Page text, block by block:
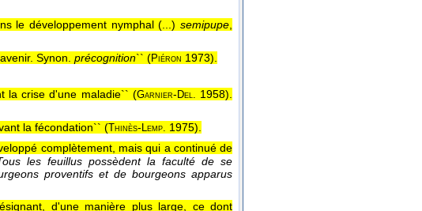
le développement nymphal (...)semipupe,
Synon. précognition`` (Piéron 1973).
la crise d'une maladie`` (Garnier- Del. 1958).
la fécondation`` ( Thinès- Lemp. 1975).
complètement, mais qui a continué de
les feuillus possèdent la faculté de se
proventifs et de bourgeons apparus
d'une manière plus large, ce dont